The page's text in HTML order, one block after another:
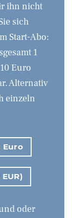
ihn nicht
sich
Start-Abo:
1
Euro
Alternativ
einzeln
Euro
oder